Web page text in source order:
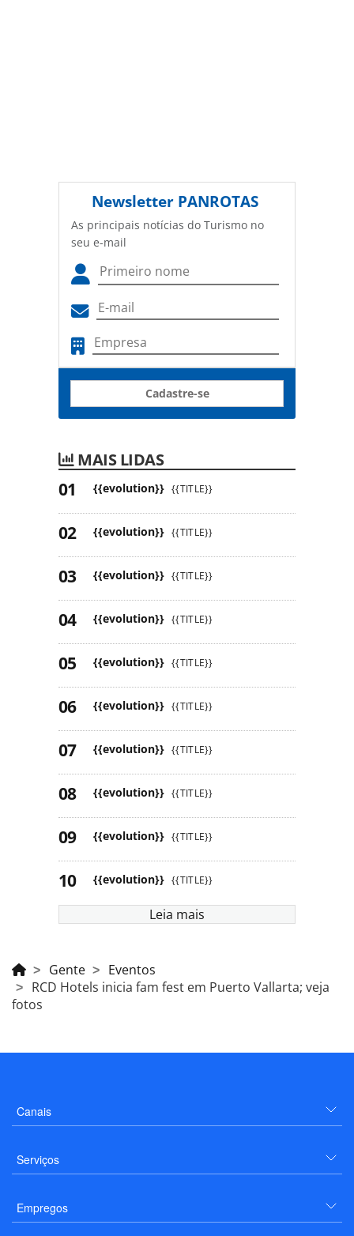
Newsletter PANROTAS
As principais notícias do Turismo no
seu e-mail
Cadastre-se
MAIS LIDAS
{{evolution}} {{TITLE}}
{{evolution}} {{TITLE}}
{{evolution}} {{TITLE}}
{{evolution}} {{TITLE}}
{{evolution}} {{TITLE}}
{{evolution}} {{TITLE}}
{{evolution}} {{TITLE}}
{{evolution}} {{TITLE}}
{{evolution}} {{TITLE}}
{{evolution}} {{TITLE}}
Leia mais
Gente
Eventos
RCD Hotels inicia fam fest em Puerto Vallarta; veja
fotos
Canais
Serviços
Empregos